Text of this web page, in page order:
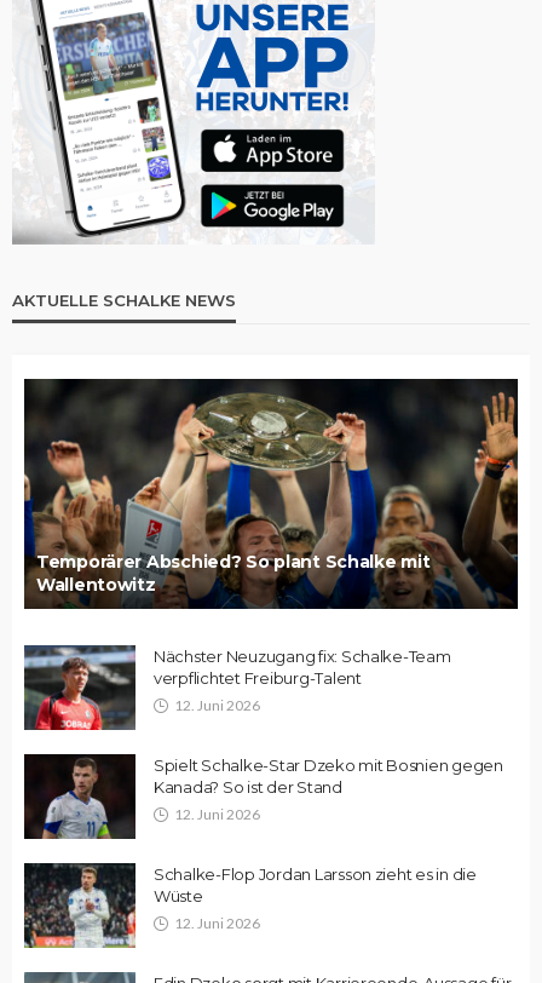
AKTUELLE SCHALKE NEWS
Temporärer Abschied? So plant Schalke mit
Wallentowitz
Nächster Neuzugang fix: Schalke-Team
verpflichtet Freiburg-Talent
12. Juni 2026
Spielt Schalke-Star Dzeko mit Bosnien gegen
Kanada? So ist der Stand
12. Juni 2026
Schalke-Flop Jordan Larsson zieht es in die
Wüste
12. Juni 2026